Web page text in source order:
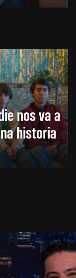
nos va a
historia